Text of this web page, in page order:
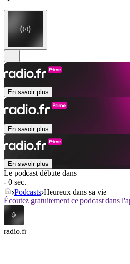
En savoir plus
En savoir plus
En savoir plus
Le podcast débute dans
- 0 sec.
Podcasts Heureux dans sa vie
Écoutez gratuitement ce podcast dans
radio.fr